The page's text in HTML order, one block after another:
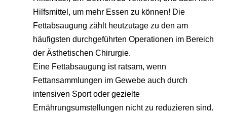
Hilfsmittel, um mehr Essen zu können! Die
Fettabsaugung zählt heutzutage zu den am
häufigsten durchgeführten Operationen im Bereich
der Ästhetischen Chirurgie.
Eine Fettabsaugung ist ratsam, wenn
Fettansammlungen im Gewebe auch durch
intensiven Sport oder gezielte
Ernährungsumstellungen nicht zu reduzieren sind.